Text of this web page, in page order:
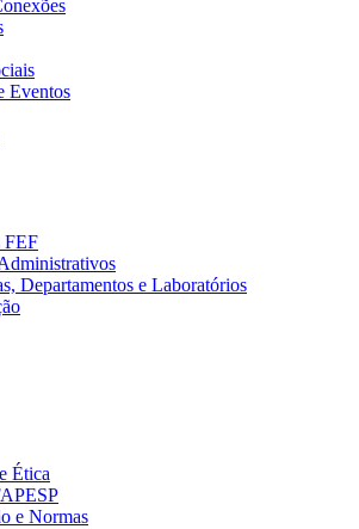
Eventos
FEF
Departamentos e Laboratórios
Ética
e Normas